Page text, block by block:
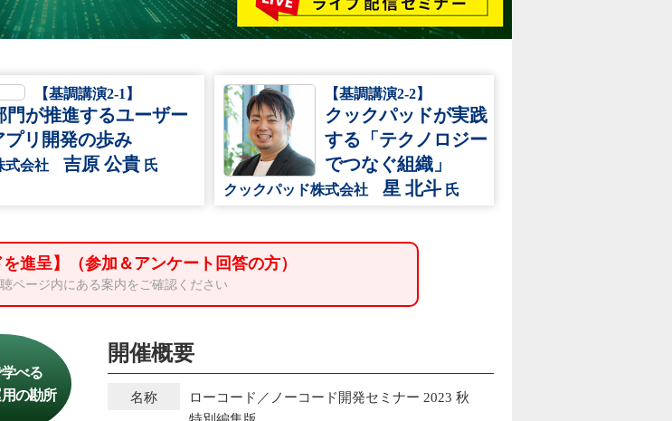
【基調講演2-1】
が推進するユーザー
プリ開発の歩み
式会社吉原 公貴 氏
【基調講演2-2】
クックパッドが実践
する「テクノロジー
でつなぐ組織」
クックパッド株式会社 星 北斗氏
を進呈】（参加＆アンケート回答の方）
ページ内にある案内をご確認ください
べる
の勘所
開催概要
名称
ローコード／ノーコード開発セミナー 2023 秋